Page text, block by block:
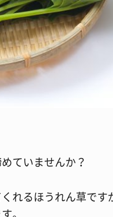
ていませんか？
れるほうれん草です